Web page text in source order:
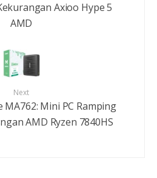
Axioo Hype 5
AMD
Next
MA762: Mini PC Ramping
AMD Ryzen 7840HS